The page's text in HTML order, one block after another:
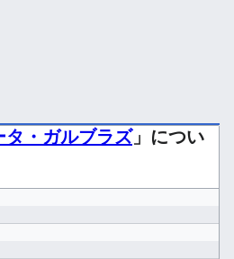
タ・ガルブラズ」につい